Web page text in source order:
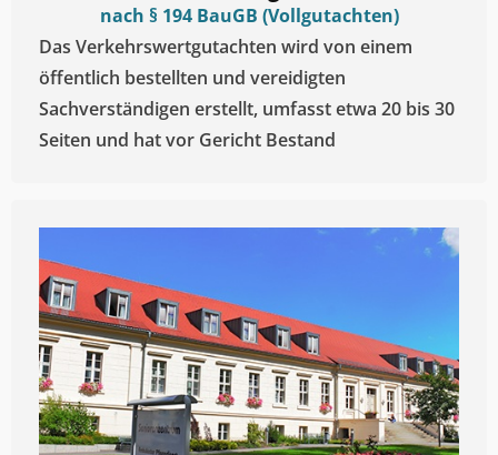
nach § 194 BauGB (Vollgutachten)
Das Verkehrswertgutachten wird von einem
öffentlich bestellten und vereidigten
Sachverständigen erstellt, umfasst etwa 20 bis 30
Seiten und hat vor Gericht Bestand